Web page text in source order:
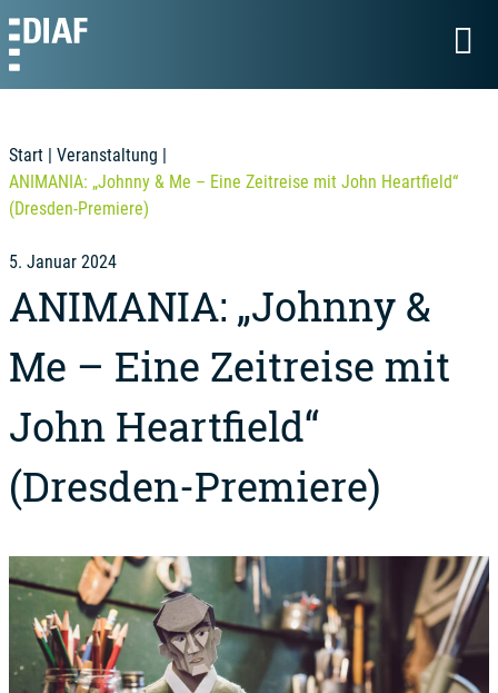
Start | Veranstaltung |
ANIMANIA: „Johnny & Me – Eine Zeitreise mit John Heartfield“
(Dresden-Premiere)
5. Januar 2024
ANIMANIA: „Johnny &
Me – Eine Zeitreise mit
John Heartfield“
(Dresden-Premiere)